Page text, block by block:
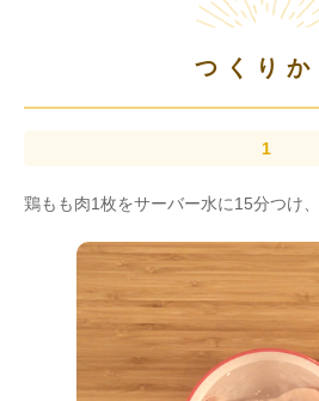
つくりか
鶏もも肉1枚をサーバー水に15分つけ